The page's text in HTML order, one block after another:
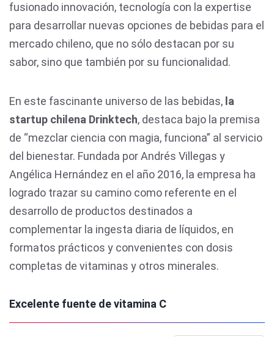
fusionado innovación, tecnología con la expertise
para desarrollar nuevas opciones de bebidas para el
mercado chileno, que no sólo destacan por su
sabor, sino que también por su funcionalidad.
En este fascinante universo de las bebidas, la
startup chilena Drinktech, destaca bajo la premisa
de “mezclar ciencia con magia, funciona” al servicio
del bienestar. Fundada por Andrés Villegas y
Angélica Hernández en el año 2016, la empresa ha
logrado trazar su camino como referente en el
desarrollo de productos destinados a
complementar la ingesta diaria de líquidos, en
formatos prácticos y convenientes con dosis
completas de vitaminas y otros minerales.
Excelente fuente de vitamina C